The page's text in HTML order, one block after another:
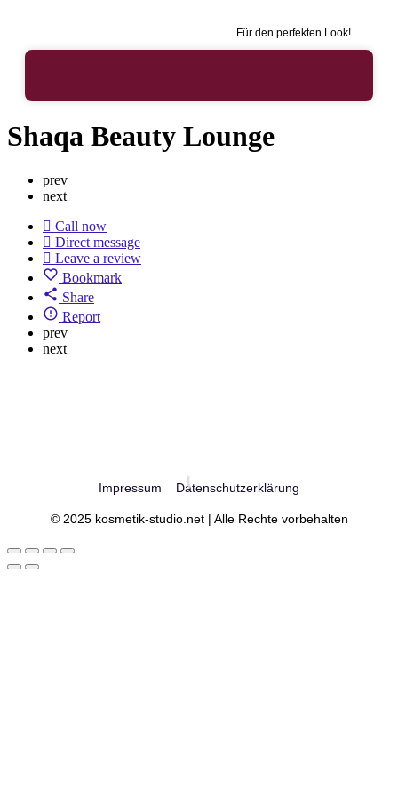
Für den perfekten Look!
Shaqa Beauty Lounge
prev
next
Call now
Direct message
Leave a review
Bookmark
Share
Report
prev
next
Impressum Datenschutzerklärung
© 2025 kosmetik-studio.net | Alle Rechte vorbehalten